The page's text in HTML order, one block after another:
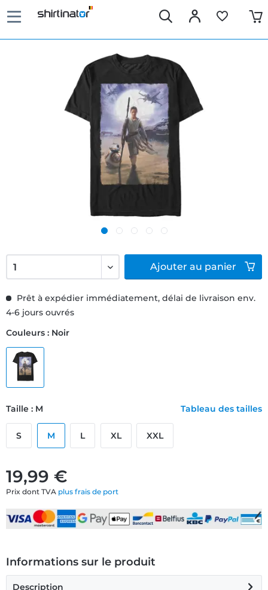
19,99 €
Prix dont TVA plus frais de port
Prêt à expédier immédiatement, délai de livraison env.
4-6 jours ouvrés
Couleurs : Noir
Taille : M Tableau des tailles
S M L XL XXL
Ajouter au panier
Informations sur le produit
Description